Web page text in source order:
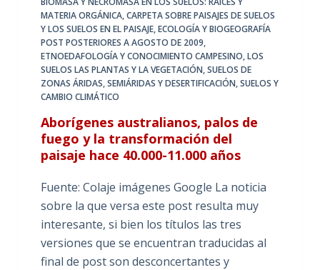
MATERIA ORGÁNICA,CARPETA SOBRE PAISAJES DE SUELOS
Y LOS SUELOS EN EL PAISAJE,ECOLOGÍA Y BIOGEOGRAFÍA
POST POSTERIORES A AGOSTO DE 2009,
ETNOEDAFOLOGÍA Y CONOCIMIENTO CAMPESINO,LOS
SUELOS LAS PLANTAS Y LA VEGETACIÓN,SUELOS DE
ZONAS ÁRIDAS, SEMIÁRIDAS Y DESERTIFICACIÓN,SUELOS Y
CAMBIO CLIMÁTICO
Aborígenes australianos, palos de
fuego y la transformación del
paisaje hace 40.000-11.000 años
Fuente: Colaje imágenes Google La noticia
sobre la que versa este post resulta muy
interesante, si bien los títulos las tres
versiones que se encuentran traducidas al
final de post son desconcertantes y